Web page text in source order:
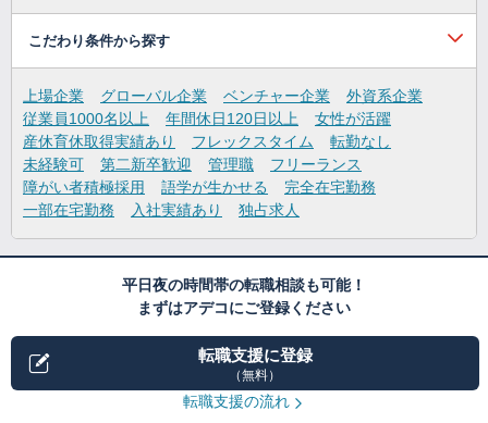
こだわり条件から探す
上場企業 グローバル企業 ベンチャー企業
外資系企業
従業員1000名以上
年間休日120日以上
女性が活躍
産休育休取得実績あり
フレックスタイム
転勤なし
未経験可
第二新卒歓迎 管理職
フリーランス
障がい者積極採用
語学が生かせる
完全在宅勤務
一部在宅勤務
入社実績あり 独占求人
平日夜の時間帯の転職相談も可能！
まずはアデコにご登録ください
転職支援に登録
（無料）
転職支援の流れ